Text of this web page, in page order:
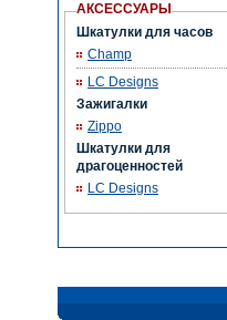
АКСЕССУАРЫ
Шкатулки для часов
Champ
LC Designs
Зажигалки
Zippo
Шкатулки для
драгоценностей
LC Designs